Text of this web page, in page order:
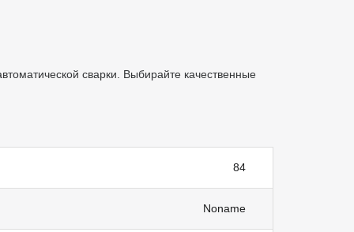
сварки. Выбирайте качественные
84
Noname